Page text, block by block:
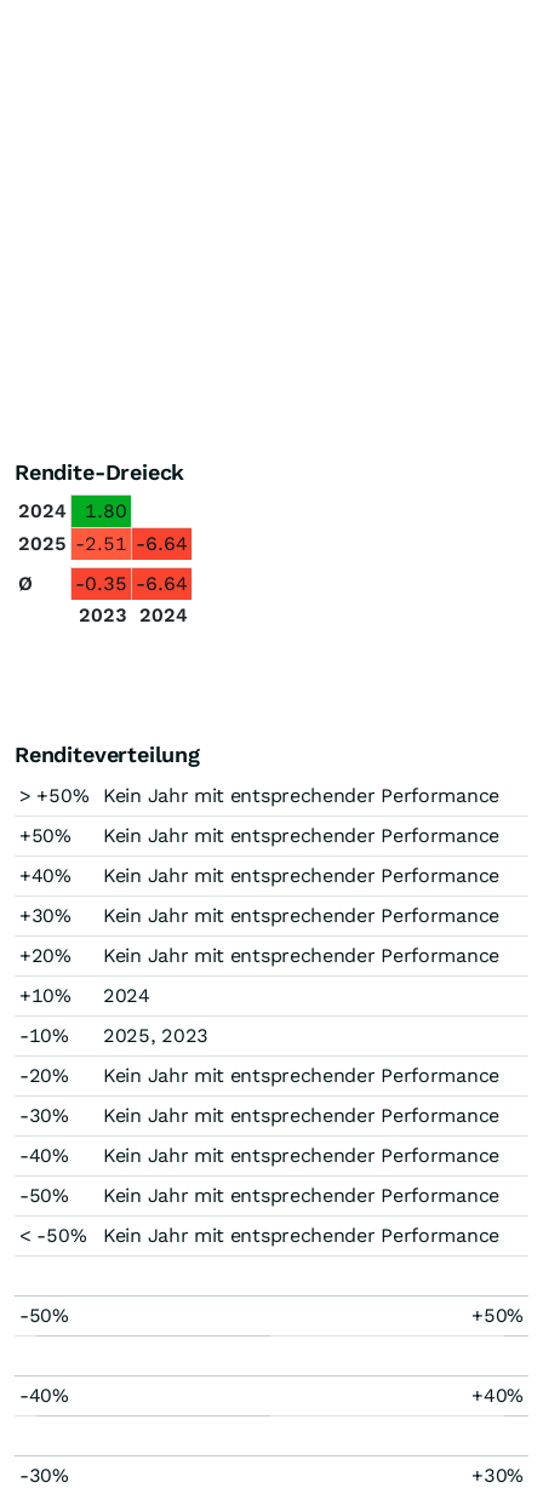
Rendite-Dreieck
2024
1.80
2025 -2.51 -6.64
Ø
-0.35 -6.64
2023 2024
Renditeverteilung
> +50%
Kein Jahr mit entsprechender Performance
+50%
Kein Jahr mit entsprechender Performance
+40%
Kein Jahr mit entsprechender Performance
+30%
Kein Jahr mit entsprechender Performance
+20%
Kein Jahr mit entsprechender Performance
+10%
2024
-10%
2025, 2023
-20%
Kein Jahr mit entsprechender Performance
-30%
Kein Jahr mit entsprechender Performance
-40%
Kein Jahr mit entsprechender Performance
-50%
Kein Jahr mit entsprechender Performance
< -50%
Kein Jahr mit entsprechender Performance
-50% +50%
-40% +40%
-30% +30%